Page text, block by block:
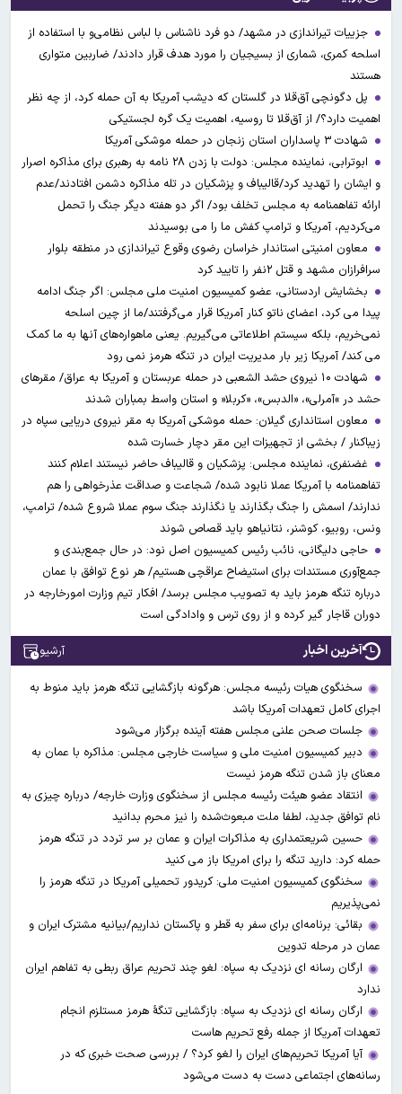
جزییات تیراندازی در مشهد/ دو فرد ناشناس با لباس نظامی‌و با استفاده از
اسلحه کمری، شماری از بسیجیان را مورد هدف قرار دادند/ ضاربین متواری
هستند
پل دگونچی آق‌قلا در گلستان که دیشب آمریکا به آن حمله کرد، از چه نظر
اهمیت دارد؟/ از آق‌قلا تا روسیه، اهمیت یک گره لجستیکی
شهادت ۳ ‌پاسداران استان زنجان در حمله موشکی آمریکا
ابوترابی، نماینده مجلس: دولت با زدن ۲۸ نامه به رهبری برای مذاکره اصرار
و ایشان را تهدید کرد/قالیباف و پزشکیان در تله مذاکره دشمن افتادند/عدم
ارائه تفاهمنامه به مجلس تخلف بود/ اگر دو هفته دیگر جنگ را تحمل
می‌کردیم، آمریکا و ترامپ کفش ما را می بوسیدند
معاون امنیتی استاندار خراسان رضوی وقوع تیراندازی در منطقه بلوار
سرافرازان مشهد و قتل ۲نفر را تایید کرد
بخشایش اردستانی، عضو کمیسیون امنیت ملی مجلس: اگر جنگ ادامه
پیدا می کرد، اعضای ناتو کنار آمریکا قرار می‌گرفتند/ما از چین اسلحه
نمی‌خریم، بلکه سیستم اطلاعاتی می‌گیریم. یعنی ماهواره‌های آنها به ما کمک
می کند/ آمریکا زیر بار مدیریت ایران در تنگه هرمز نمی رود
شهادت ۱۰ نیروی حشد الشعبی در حمله عربستان و آمریکا به عراق/ مقرهای
حشد در »آمرلی»، «الدبس»، «کربلا« و استان واسط بمباران شدند
معاون استانداری گیلان: حمله موشکی آمریکا به مقر نیروی دریایی سپاه در
زیباکنار / بخشی از تجهیزات این مقر دچار خسارت شده
غضنفری، نماینده مجلس: پزشکیان و قالیباف حاضر نیستند اعلام کنند
تفاهمنامه با آمریکا عملا نابود شده/ شجاعت و صداقت عذرخواهی را هم
ندارند/ اسمش را جنگ بگذارند یا نگذارند جنگ سوم عملا شروع شده/ ترامپ،
ونس، روبیو، کوشنر، نتانیاهو باید قصاص شوند
حاجی دلیگانی، نائب رئیس کمیسیون اصل نود: در حال جمع‌بندی و
جمع‌آوری مستندات برای استیضاح عراقچی هستیم/ هر نوع توافق با عمان
درباره تنگه هرمز باید به تصویب مجلس برسد/ افکار تیم وزارت امورخارجه در
دوران قاجار گیر کرده و از روی ترس و وادادگی است
آخرین اخبار آرشیو
سخنگوی هیات رئیسه مجلس: هرگونه بازگشایی تنگه هرمز باید منوط به
اجرای کامل تعهدات آمریکا باشد
جلسات صحن علنی مجلس هفته آینده برگزار می‌شود
دبیر کمیسیون امنیت ملی و سیاست خارجی مجلس: مذاکره با عمان به
معنای باز شدن تنگه هرمز نیست
انتقاد عضو هیئت رئیسه مجلس از سخنگوی وزارت خارجه/ درباره چیزی به
نام توافق جدید، لطفا ملت مبعوث‌شده را نیز محرم بدانید
حسین شریعتمداری به مذاکرات ایران و عمان بر سر تردد در تنگه هرمز
حمله کرد: دارید تنگه را برای امریکا باز می کنید
سخنگوی کمیسیون امنیت ملی: کریدور تحمیلی آمریکا در تنگه هرمز را
نمی‌پذیریم
بقائی: برنامه‌ای برای سفر به قطر و پاکستان نداریم/بیانیه مشترک ایران و
عمان در مرحله تدوین
ارگان رسانه ای نزدیک به سپاه: لغو چند تحریم عراق ربطی به تفاهم ایران
ندارد
ارگان رسانه ای نزدیک به سپاه: بازگشایی تنگۀ هرمز مستلزم انجام
تعهدات آمریکا از جمله رفع تحریم هاست
آیا آمریکا تحریم‌های ایران را لغو کرد؟ / بررسی صحت خبری که در
رسانه‌های اجتماعی دست به دست می‌شود